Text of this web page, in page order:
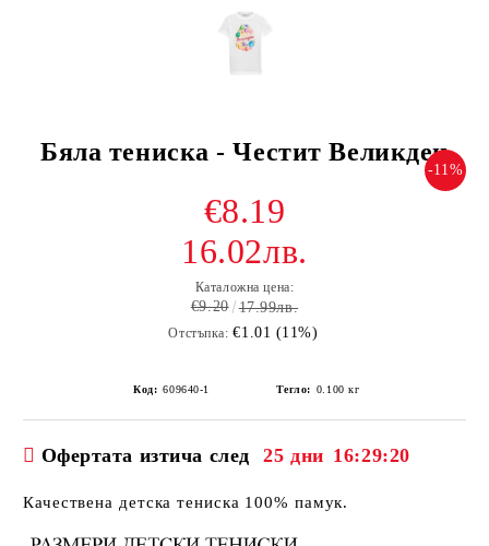
Бяла тениска - Честит Великден
-11%
€8.19
16.02лв.
Каталожна цена:
€9.20 17.99лв.
Отстъпка: €1.01 (11%)
Код: 609640-1 Тегло: 0.100 кг
Офертата изтича след 25 дни 16:29:20
Качествена детска тениска 100% памук.